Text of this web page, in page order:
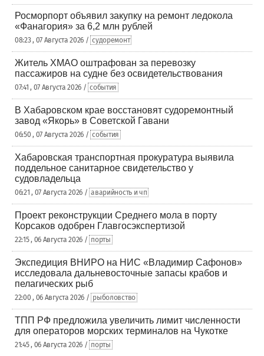
Росморпорт объявил закупку на ремонт ледокола
«Фанагория» за 6,2 млн рублей
08:23 , 07 Августа 2026 / судоремонт
Житель ХМАО оштрафован за перевозку
пассажиров на судне без освидетельствования
07:41 , 07 Августа 2026 / события
В Хабаровском крае восстановят судоремонтный
завод «Якорь» в Советской Гавани
06:50 , 07 Августа 2026 / события
Хабаровская транспортная прокуратура выявила
поддельное санитарное свидетельство у
судовладельца
06:21 , 07 Августа 2026 / аварийность и чп
Проект реконструкции Среднего мола в порту
Корсаков одобрен Главгосэкспертизой
22:15 , 06 Августа 2026 / порты
Экспедиция ВНИРО на НИС «Владимир Сафонов»
исследовала дальневосточные запасы крабов и
пелагических рыб
22:00 , 06 Августа 2026 / рыболовство
ТПП РФ предложила увеличить лимит численности
для операторов морских терминалов на Чукотке
21:45 , 06 Августа 2026 / порты